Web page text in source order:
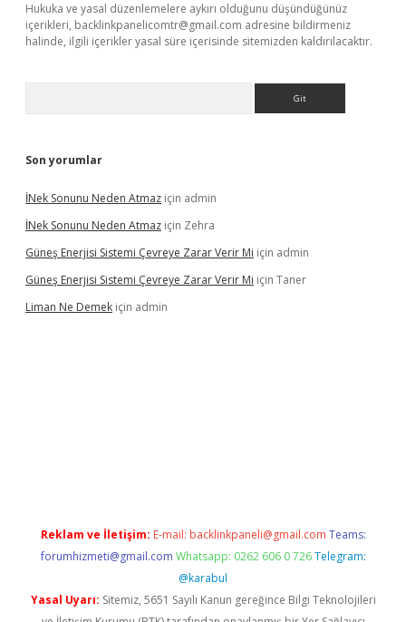
Hukuka ve yasal düzenlemelere aykırı olduğunu düşündüğünüz
içerikleri, backlinkpanelicomtr@gmail.com adresine bildirmeniz
halinde, ilgili içerikler yasal süre içerisinde sitemizden kaldırılacaktır.
Son yorumlar
İNek Sonunu Neden Atmaz için admin
İNek Sonunu Neden Atmaz için Zehra
Güneş Enerjisi Sistemi Çevreye Zarar Verir Mi için admin
Güneş Enerjisi Sistemi Çevreye Zarar Verir Mi için Taner
Liman Ne Demek için admin
Reklam ve İletişim: E-mail: backlinkpaneli@gmail.com Teams:
forumhizmeti@gmail.com Whatsapp: 0262 606 0 726 Telegram:
@karabul
Yasal Uyarı: Sitemiz, 5651 Sayılı Kanun gereğince Bilgi Teknolojileri